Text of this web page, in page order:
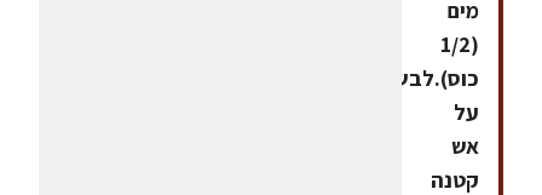
מים
(1/2
כוס).לבשל
על
אש
קטנה